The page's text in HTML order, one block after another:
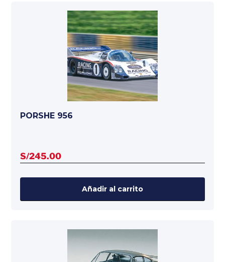
PORSHE 956
S/245.00
Añadir al carrito